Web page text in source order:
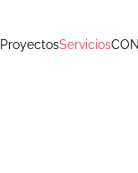
ProyectosServicios